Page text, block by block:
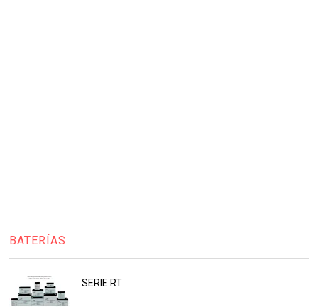
BATERÍAS
SERIE RT